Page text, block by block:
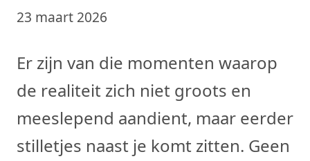
23 maart 2026
Er zijn van die momenten waarop
de realiteit zich niet groots en
meeslepend aandient, maar eerder
stilletjes naast je komt zitten. Geen